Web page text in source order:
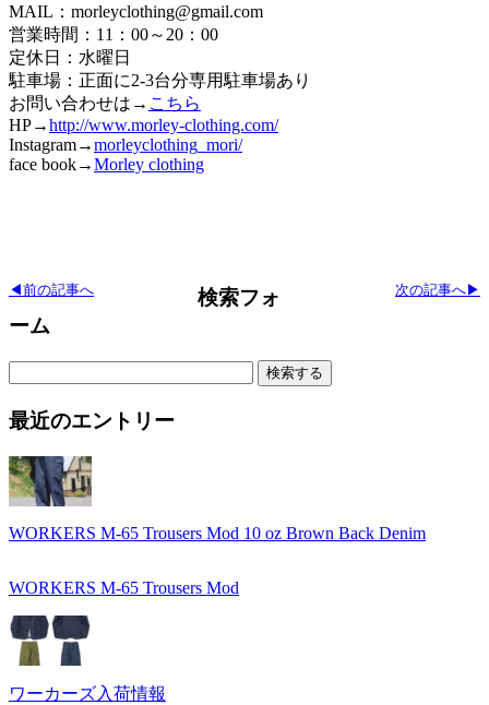
MAIL：morleyclothing@gmail.com
営業時間：11：00～20：00
定休日：水曜日
駐車場：正面に2-3台分専用駐車場あり
お問い合わせは→ こちら
HP→http://www.morley-clothing.com/
Instagram→morleyclothing_mori/
face book→Morley clothing
次の記事へ▶
◀前の記事へ
検索フォ
ーム
最近のエントリー
WORKERS M-65 Trousers Mod 10 oz Brown Back Denim
WORKERS M-65 Trousers Mod
ワーカーズ入荷情報